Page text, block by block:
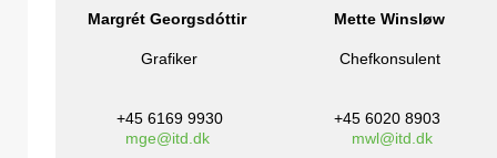
Margrét Georgsdóttir
Grafiker
+45 6169 9930
mge@itd.dk
Mette Winsløw
Chefkonsulent
+45 6020 8903
mwl@itd.dk